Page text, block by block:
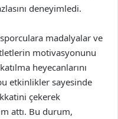
deneyimledi.
sporculara madalyalar ve
motivasyonunu
heyecanlarını
etkinlikler sayesinde
çekerek
attı. Bu durum,